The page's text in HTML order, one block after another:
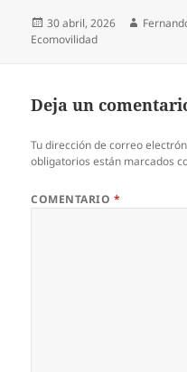
Publicado
el
30 abril, 2026 Autor
Ecomovilidad
Deja un
Tu dirección de correo
obligatorios están marcados
COMENTARIO *